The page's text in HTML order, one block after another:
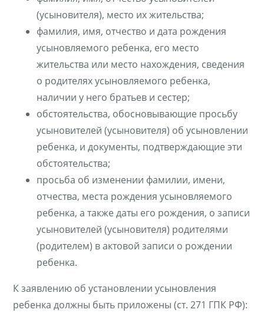
(усыновителя), место их жительства;
фамилия, имя, отчество и дата рождения
усыновляемого ребенка, его место
жительства или место нахождения, сведения
о родителях усыновляемого ребенка,
наличии у него братьев и сестер;
обстоятельства, обосновывающие просьбу
усыновителей (усыновителя) об усыновлении
ребенка, и документы, подтверждающие эти
обстоятельства;
просьба об изменении фамилии, имени,
отчества, места рождения усыновляемого
ребенка, а также даты его рождения, о записи
усыновителей (усыновителя) родителями
(родителем) в актовой записи о рождении
ребенка.
К заявлению об установлении усыновления
ребенка должны быть приложены (ст. 271 ГПК РФ):